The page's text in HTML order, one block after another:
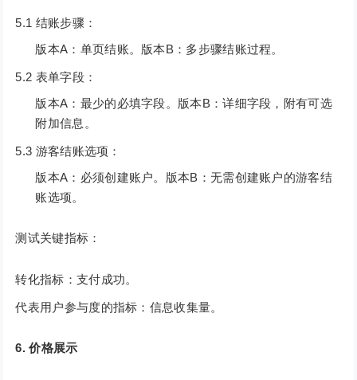
5.1 结账步骤：
版本A：单页结账。版本B：多步骤结账过程。
5.2 表单字段：
版本A：最少的必填字段。版本B：详细字段，附有可选
附加信息。
5.3 游客结账选项：
版本A：必须创建账户。版本B：无需创建账户的游客结
账选项。
测试关键指标：
转化指标：支付成功。
代表用户参与度的指标：信息收集量。
6. 价格展示